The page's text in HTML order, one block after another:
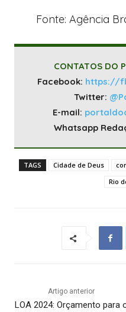
Fonte: Agência
CONTATOS DO
Facebook: https://
Twitter:
E-mail:
Whatsapp
TAGS Cidade de Deus
Rio
Artigo anterior
LOA 2024: Orçamento para